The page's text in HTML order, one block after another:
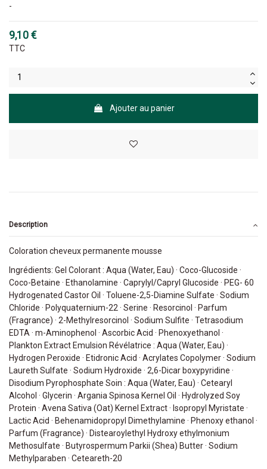
-
9,10 €
TTC
Ajouter au panier
Description
Coloration cheveux permanente mousse
Ingrédients: Gel Colorant : Aqua (Water, Eau) · Coco-Glucoside ·
Coco-Betaine · Ethanolamine · Caprylyl/Capryl Glucoside · PEG- 60
Hydrogenated Castor Oil · Toluene-2,5-Diamine Sulfate · Sodium
Chloride · Polyquaternium-22 · Serine · Resorcinol · Parfum
(Fragrance) · 2-Methylresorcinol · Sodium Sulfite · Tetrasodium
EDTA · m-Aminophenol · Ascorbic Acid · Phenoxyethanol ·
Plankton Extract Emulsion Révélatrice : Aqua (Water, Eau) ·
Hydrogen Peroxide · Etidronic Acid · Acrylates Copolymer · Sodium
Laureth Sulfate · Sodium Hydroxide · 2,6-Dicar boxypyridine ·
Disodium Pyrophosphate Soin : Aqua (Water, Eau) · Cetearyl
Alcohol · Glycerin · Argania Spinosa Kernel Oil · Hydrolyzed Soy
Protein · Avena Sativa (Oat) Kernel Extract · Isopropyl Myristate ·
Lactic Acid · Behenamidopropyl Dimethylamine · Phenoxy ethanol ·
Parfum (Fragrance) · Distearoylethyl Hydroxy ethylmonium
Methosulfate · Butyrospermum Parkii (Shea) Butter · Sodium
Methylparaben · Ceteareth-20